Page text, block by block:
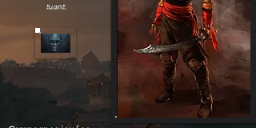
tuant.